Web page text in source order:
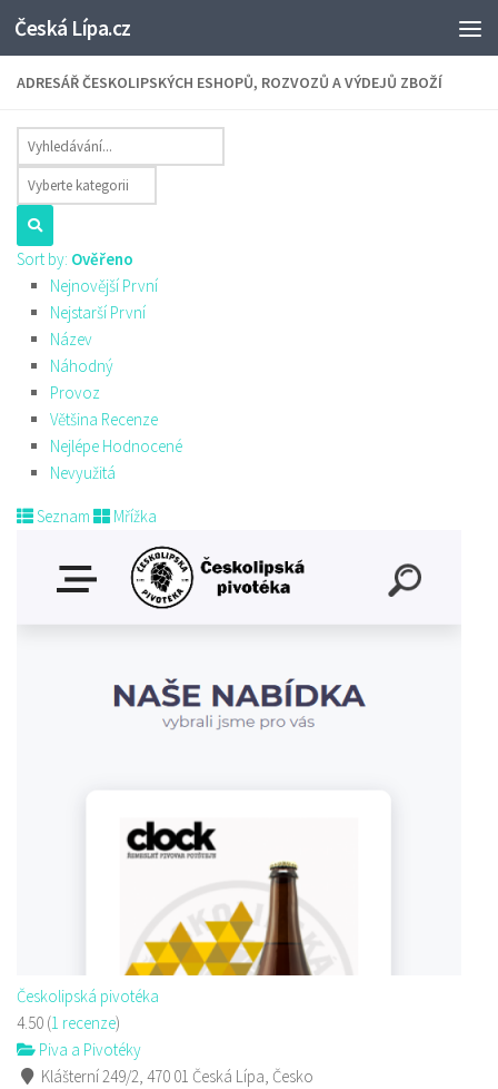
Skip to content
Česká Lípa.cz
ADRESÁŘ ČESKOLIPSKÝCH ESHOPŮ, ROZVOZŮ A VÝDEJŮ ZBOŽÍ
Sort by: Ověřeno
Nejnovější První
Nejstarší První
Název
Náhodný
Provoz
Většina Recenze
Nejlépe Hodnocené
Nevyužitá
Seznam Mřížka
Českolipská pivotéka
4.50 (1 recenze)
Piva a Pivotéky
Klášterní 249/2, 470 01 Česká Lípa, Česko